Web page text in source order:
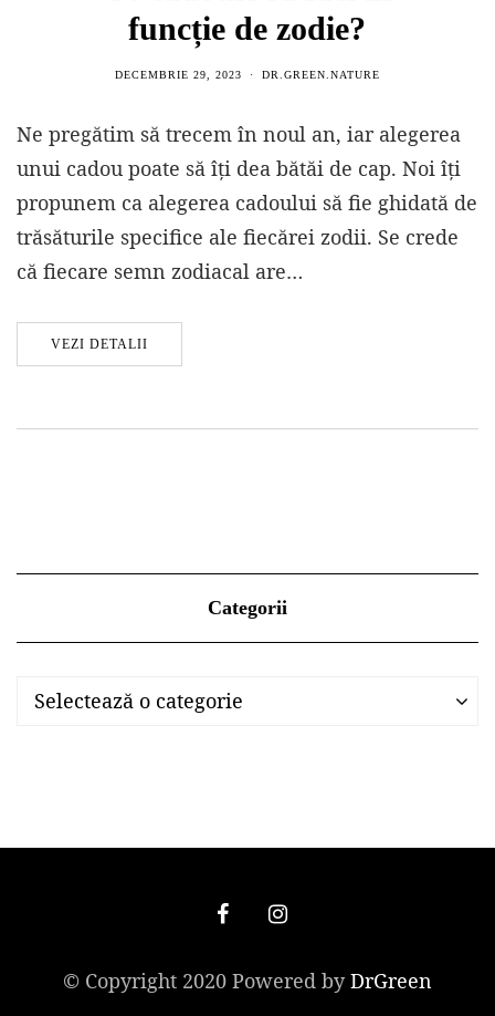
funcție de zodie?
DECEMBRIE 29, 2023 DR.GREEN.NATURE
Ne pregătim să trecem în noul an, iar alegerea
unui cadou poate să îți dea bătăi de cap. Noi îți
propunem ca alegerea cadoului să fie ghidată de
trăsăturile specifice ale fiecărei zodii. Se crede
că fiecare semn zodiacal are…
VEZI DETALII
Categorii
Categorii
Selectează o categorie
Categorii
© Copyright 2020 Powered byDrGreen